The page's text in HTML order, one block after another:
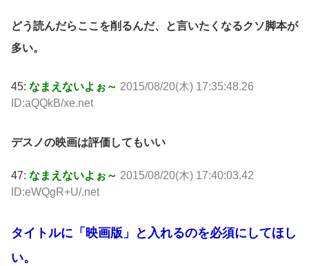
どう読んだらここを削るんだ、と言いたくなるクソ脚本が
多い。
45: なまえないよぉ～ 2015/08/20(木) 17:35:48.26
ID:aQQkB/xe.net
デスノの映画は評価してもいい
47: なまえないよぉ～ 2015/08/20(木) 17:40:03.42
ID:eWQgR+U/.net
タイトルに「映画版」と入れるのを必須にしてほし
い。